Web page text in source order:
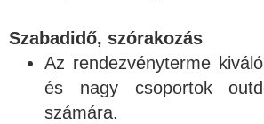
Szabadidő, szórakozás
Az rendezvényterme
és nagy csoportok
számára.